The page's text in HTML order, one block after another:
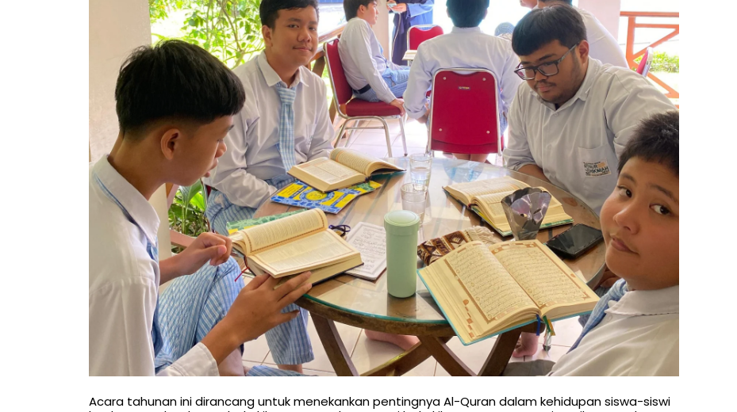
Acara tahunan ini dirancang untuk menekankan pentingnya Al-Quran dalam kehidupan siswa-siswi